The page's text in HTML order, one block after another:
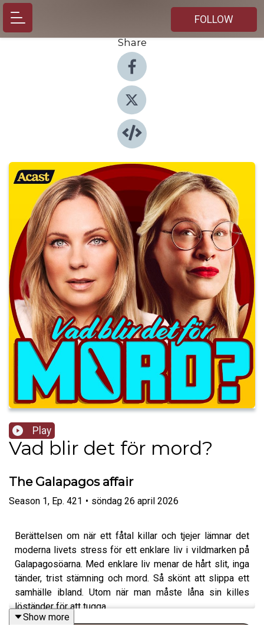
FOLLOW
Share
Play
Vad blir det för mord?
The Galapagos affair
Season 1, Ep. 421 • söndag 26 april 2026
Berättelsen om när ett fåtal killar och tjejer lämnar det
moderna livets stress för ett enklare liv i vildmarken på
Galapagosöarna. Med enklare liv menar de hårt slit, inga
tänder, trist stämning och mord. Så skönt att slippa ett
samhälle ibland. Utom när man måste låna sin killes
löständer för att tugga.
Show more